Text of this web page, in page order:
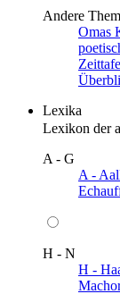
Andere
Omas
Lexika
Lexikon der
A - G
A - Aal
H - N
H -